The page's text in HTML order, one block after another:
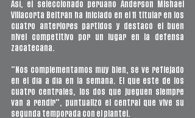
Así, el seleccionado peruano Anderson Mishael
Villacorta Beltrán ha iniciado en el 11 titular en los
cuatro anteriores partidos y destacó el buen
nivel competitivo por un lugar en la defensa
zacatecana.
“Nos complementamos muy bien, se ve reflejado
en el día a día en la semana. El que esté de los
cuatro centrales, los dos que jueguen siempre
van a rendir”, puntualizó el central que vive su
segunda temporada con el plantel.